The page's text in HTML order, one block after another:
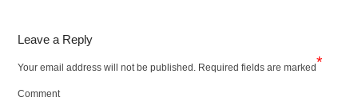
Leave a Reply
Your email address will not be published.Required fields are marked*
Comment